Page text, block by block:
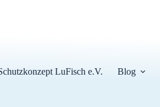
LuFisch e.V. Blog